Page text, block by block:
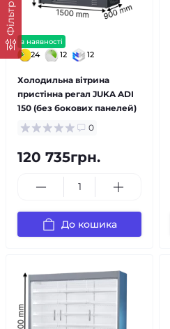
Фільтр
в наявності
24 12 12
Холодильна вітрина
пристінна регал JUKA ADI
150 (без бокових панелей)
0
120 735грн.
До кошика